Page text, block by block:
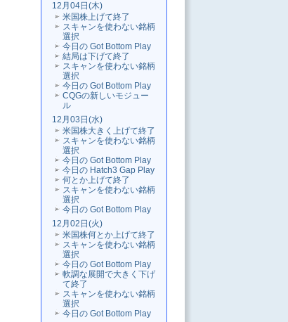
12月04日(木)
米国株上げて終了
スキャンを使わない銘柄
選択
今日の Got Bottom Play
結局は下げて終了
スキャンを使わない銘柄
選択
今日の Got Bottom Play
CQGの新しいモジュー
ル
12月03日(水)
米国株大きく上げて終了
スキャンを使わない銘柄
選択
今日の Got Bottom Play
今日の Hatch3 Gap Play
何とか上げて終了
スキャンを使わない銘柄
選択
今日の Got Bottom Play
12月02日(火)
米国株何とか上げて終了
スキャンを使わない銘柄
選択
今日の Got Bottom Play
軟調な展開で大きく下げ
て終了
スキャンを使わない銘柄
選択
今日の Got Bottom Play